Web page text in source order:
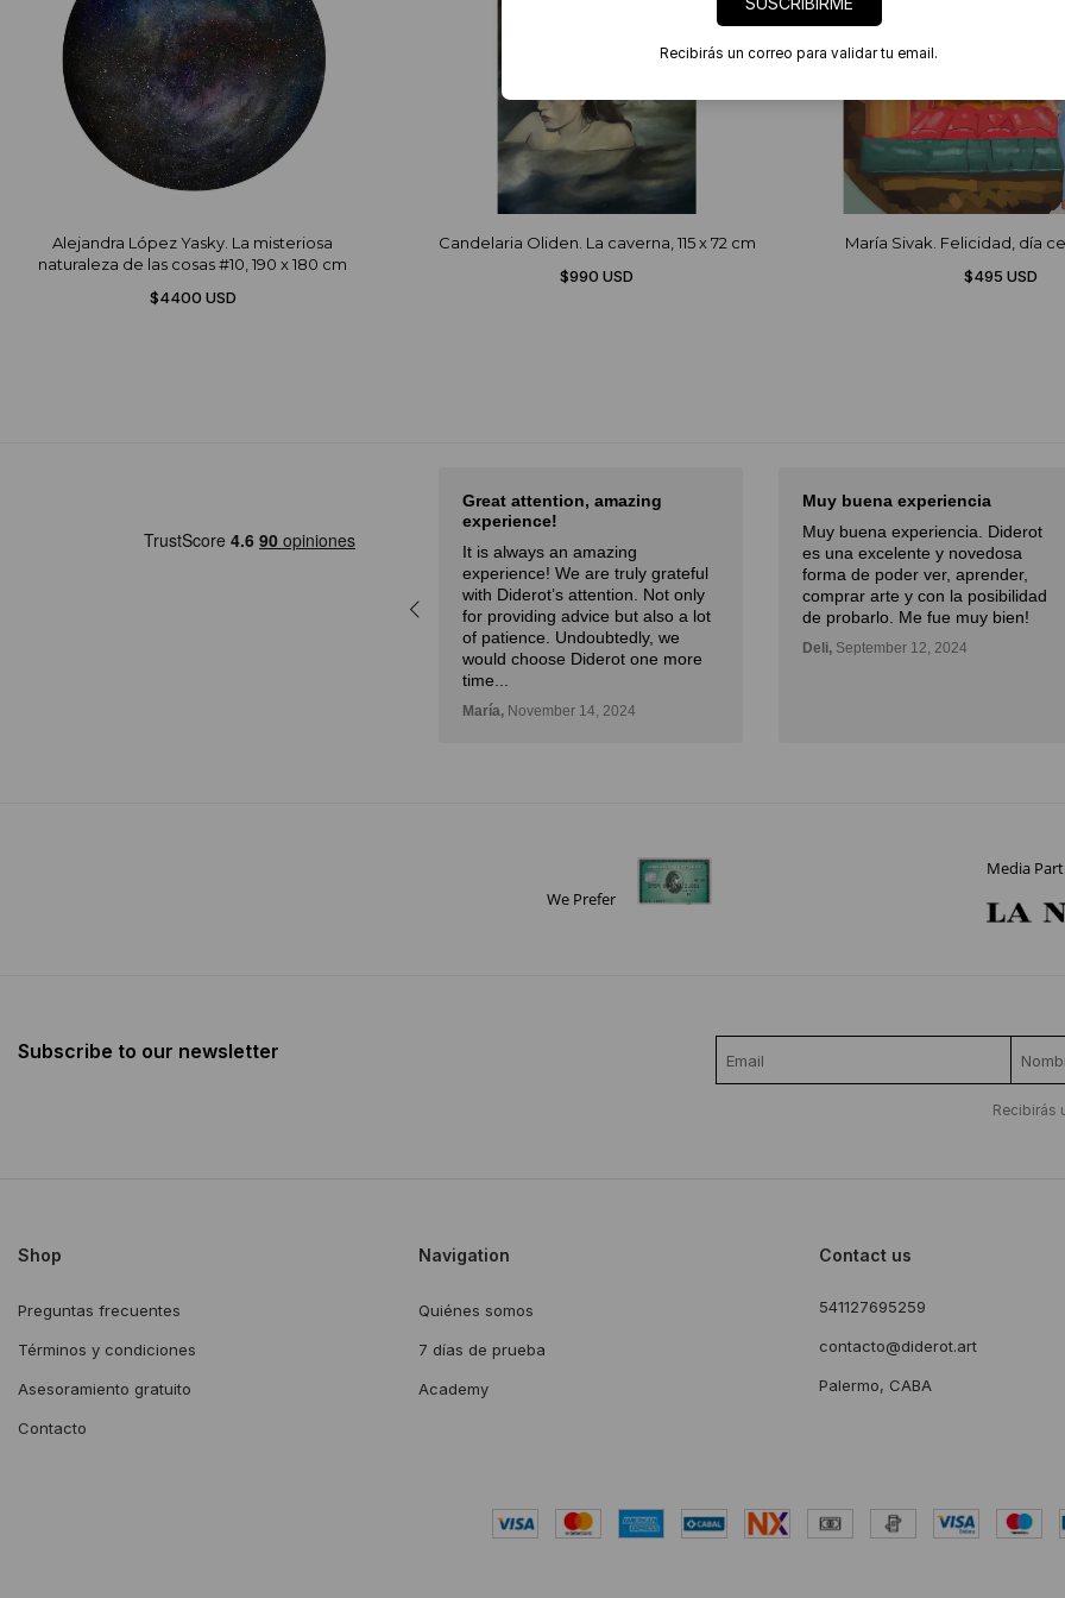
Alejandra López Yasky. La misteriosa
naturaleza de las cosas #10, 190 x 180 cm
$4400 USD
Candelaria Oliden. La caverna, 115 x 72 cm
$990 USD
María Sivak. Felicidad, día
$495 USD
It is always an amazing
Muy buena experiencia
Muy buena experiencia. Diderot
es una excelente y novedosa
forma de poder ver, aprender,
comprar arte y con la posibilidad
de probarlo. Me fue muy bien!
Deli,September 12, 2024
El mejor sitio de arte de Latam
El mejor sitio de arte de Latam,
especialmente por la curación
experta y la atención.
Julian,November 01, 2024
We Prefer
Media
Subscribe to our newsletter
Recibirás
Shop
Preguntas frecuentes
Términos y condiciones
Asesoramiento gratuito
Contacto
Navigation
Quiénes somos
7 días de prueba
Academy
Contact us
541127695259
contacto@diderot.art
Palermo, CABA
Recibirás un correo para validar tu email.